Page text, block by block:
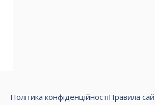
Політика конфіденційностіПравила